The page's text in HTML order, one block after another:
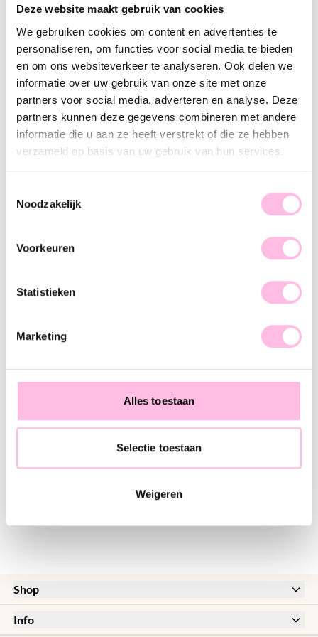
Deze website maakt gebruik van cookies
We gebruiken cookies om content en advertenties te
personaliseren, om functies voor social media te bieden
en om ons websiteverkeer te analyseren. Ook delen we
informatie over uw gebruik van onze site met onze
partners voor social media, adverteren en analyse. Deze
partners kunnen deze gegevens combineren met andere
informatie die u aan ze heeft verstrekt of die ze hebben
verzameld op basis van uw gebruik van hun services.
Noodzakelijk
Voorkeuren
Statistieken
Marketing
Alles toestaan
Selectie toestaan
Weigeren
Gold
•⁠ ⁠Free shipping from €35,-
•⁠ Please note: shipping from €1.95
•⁠ ⁠Premium stainless steel
Description Features SKU
Obsessed with arm candy ... This chain bracelet is the perfect
other bracelet from our collection! We are in love, are you
€9.95 €18.95
Elastic bracelet with open heart - taupe/gold
€8.95 €16.95
Shop
New
Sale
Info